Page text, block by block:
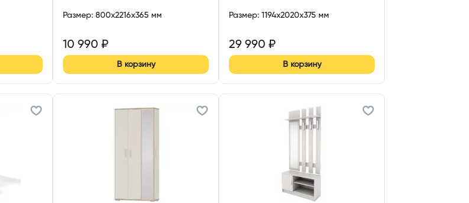
Размер: 800x2216x365 мм
10 990 ₽
В корзину
Размер: 1194x2020x375 мм
29 990 ₽
В корзину